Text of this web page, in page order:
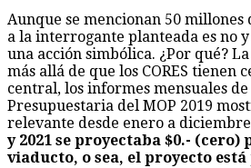
Aunque se mencionan 50 millones
a la interrogante planteada es no
una acción simbólica. ¿Por qué?
más allá de que los CORES tienen
central, los informes mensuales
Presupuestaria del MOP 2019
relevante desde enero a
y 2021 se proyectaba $0.- (cero)
viaducto, o sea, el proyecto